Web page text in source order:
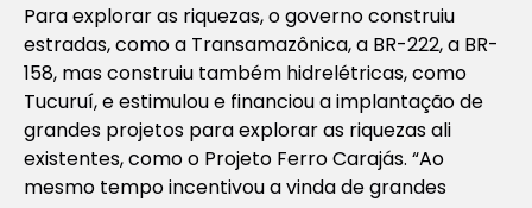
Para explorar as riquezas, o governo construiu
estradas, como a Transamazônica, a BR-222, a BR-
158, mas construiu também hidrelétricas, como
Tucuruí, e estimulou e financiou a implantação de
grandes projetos para explorar as riquezas ali
existentes, como o Projeto Ferro Carajás. “Ao
mesmo tempo incentivou a vinda de grandes